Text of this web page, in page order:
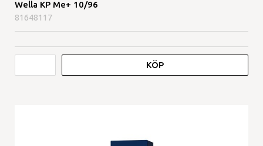
Wella KP Me+ 10/96
81648117
KÖP